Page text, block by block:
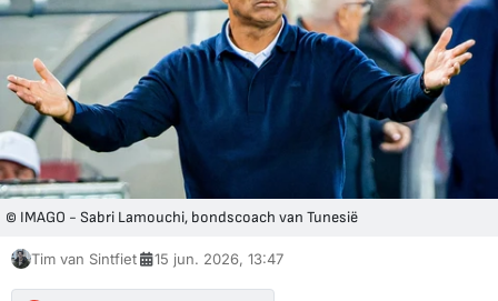
© IMAGO - Sabri Lamouchi, bondscoach van Tunesië
Tim van Sintfiet 15 jun. 2026, 13:47